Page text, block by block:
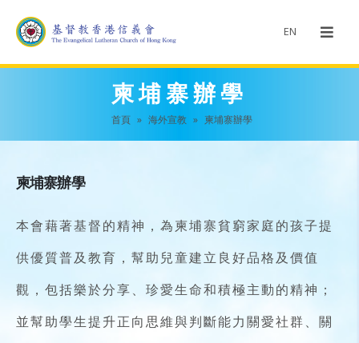
EN
柬埔寨辦學
首頁 » 海外宣教 » 柬埔寨辦學
柬埔寨辦學
本會藉著基督的精神，為柬埔寨貧窮家庭的孩子提
供優質普及教育，幫助兒童建立良好品格及價值
觀，包括樂於分享、珍愛生命和積極主動的精神；
並幫助學生提升正向思維與判斷能力關愛社群、關